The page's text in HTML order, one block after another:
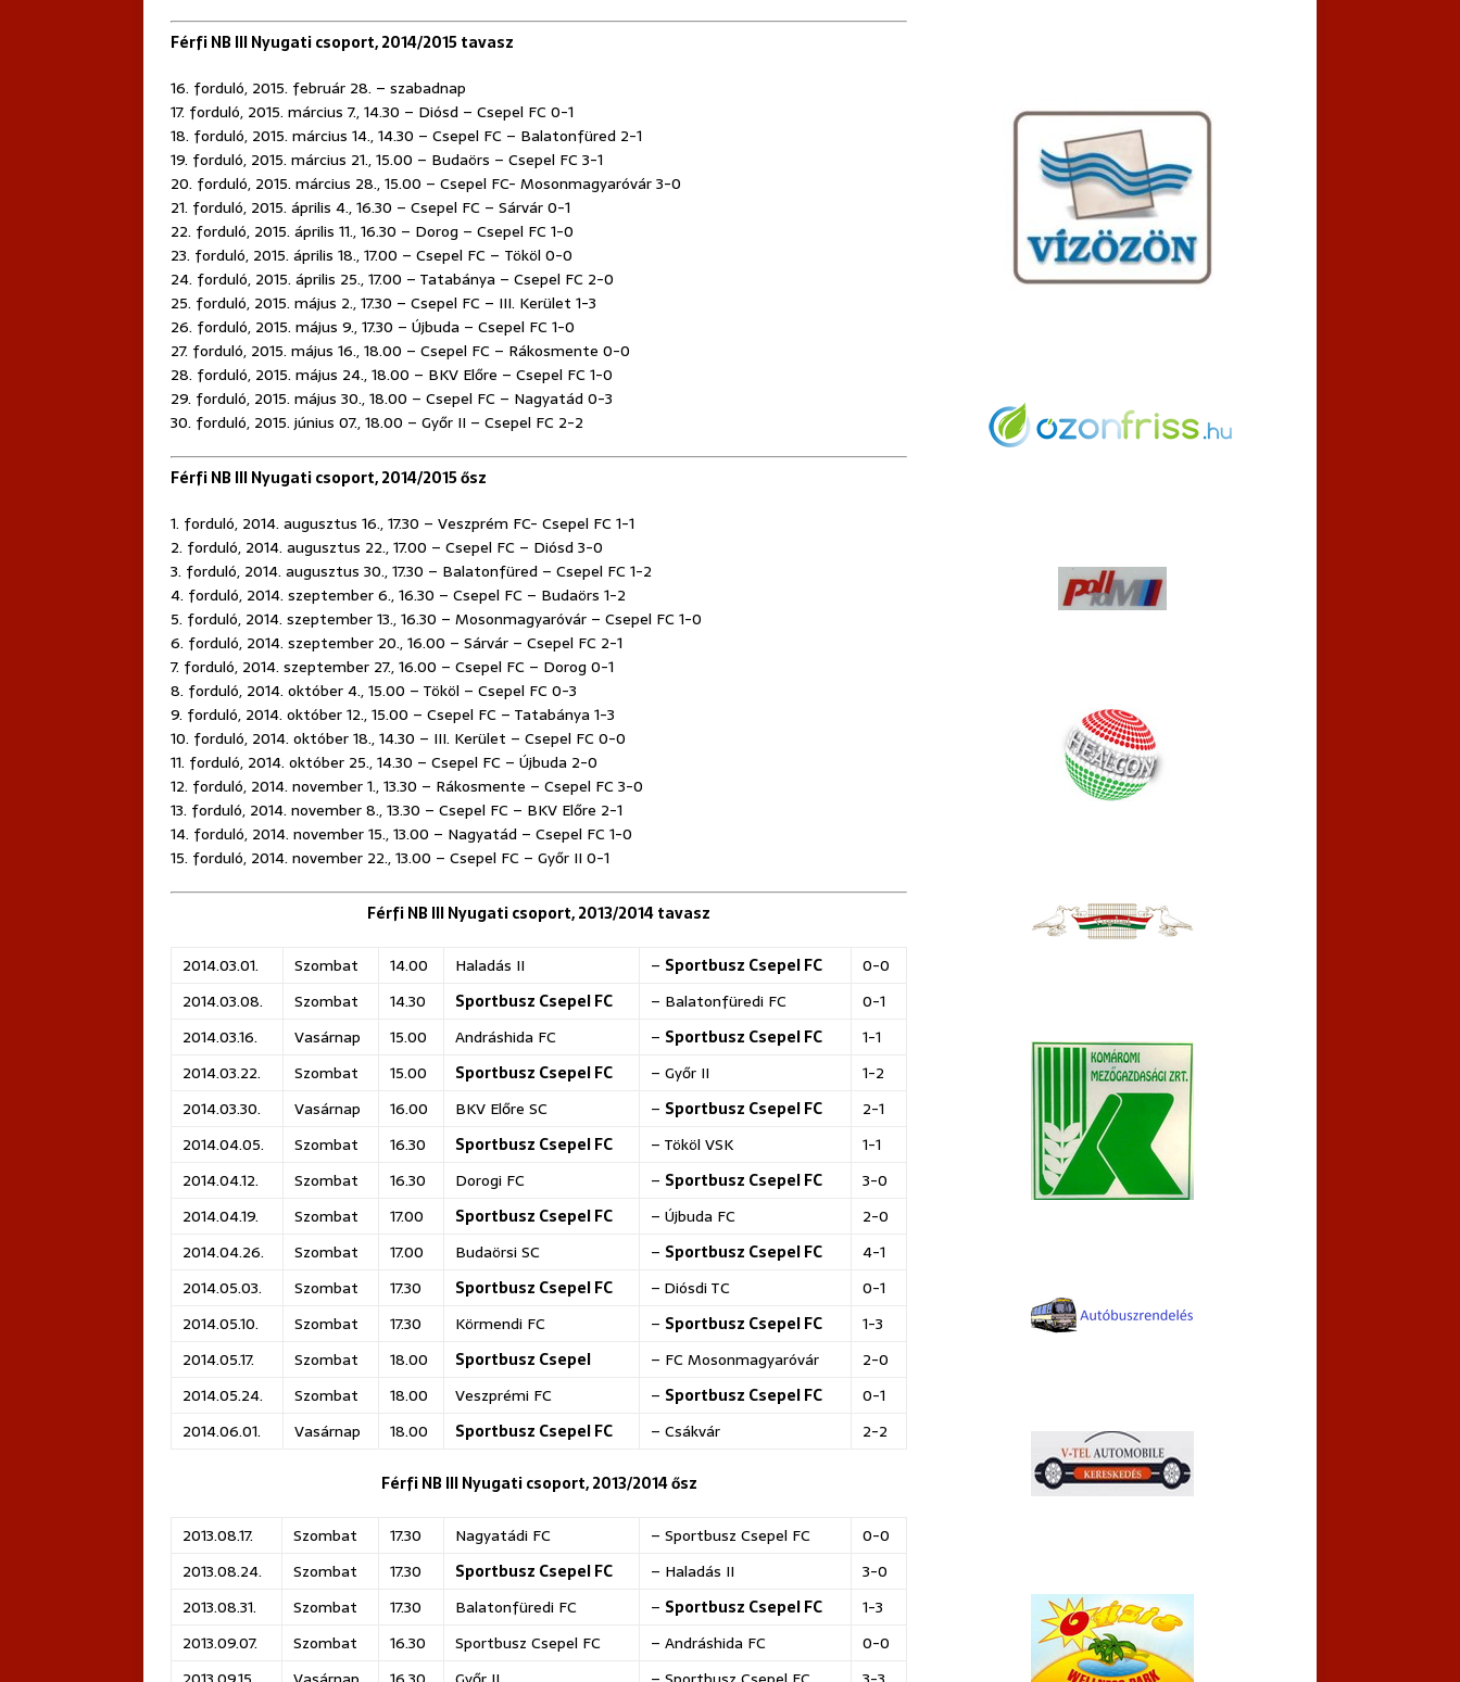
Férfi NB III Nyugati csoport, 2014/2015 tavasz
16. forduló, 2015. február 28. – szabadnap
17. forduló, 2015. március 7., 14.30 – Diósd – Csepel FC 0-1
18. forduló, 2015. március 14., 14.30 – Csepel FC – Balatonfüred 2-1
19. forduló, 2015. március 21., 15.00 – Budaörs – Csepel FC 3-1
20. forduló, 2015. március 28., 15.00 – Csepel FC- Mosonmagyaróvár 3-0
21. forduló, 2015. április 4., 16.30 – Csepel FC – Sárvár 0-1
22. forduló, 2015. április 11., 16.30 – Dorog – Csepel FC 1-0
23. forduló, 2015. április 18., 17.00 – Csepel FC – Tököl 0-0
24. forduló, 2015. április 25., 17.00 – Tatabánya – Csepel FC 2-0
25. forduló, 2015. május 2., 17.30 – Csepel FC – III. Kerület 1-3
26. forduló, 2015. május 9., 17.30 – Újbuda – Csepel FC 1-0
27. forduló, 2015. május 16., 18.00 – Csepel FC – Rákosmente 0-0
28. forduló, 2015. május 24., 18.00 – BKV Előre – Csepel FC 1-0
29. forduló, 2015. május 30., 18.00 – Csepel FC – Nagyatád 0-3
30. forduló, 2015. június 07., 18.00 – Győr II – Csepel FC 2-2
Férfi NB III Nyugati csoport, 2014/2015 ősz
1. forduló, 2014. augusztus 16., 17.30 – Veszprém FC- Csepel FC 1-1
2. forduló, 2014. augusztus 22., 17.00 – Csepel FC – Diósd 3-0
3. forduló, 2014. augusztus 30., 17.30 – Balatonfüred – Csepel FC 1-2
4. forduló, 2014. szeptember 6., 16.30 – Csepel FC – Budaörs 1-2
5. forduló, 2014. szeptember 13., 16.30 – Mosonmagyaróvár – Csepel FC 1-0
6. forduló, 2014. szeptember 20., 16.00 – Sárvár – Csepel FC 2-1
7. forduló, 2014. szeptember 27., 16.00 – Csepel FC – Dorog 0-1
8. forduló, 2014. október 4., 15.00 – Tököl – Csepel FC 0-3
9. forduló, 2014. október 12., 15.00 – Csepel FC – Tatabánya 1-3
10. forduló, 2014. október 18., 14.30 – III. Kerület – Csepel FC 0-0
11. forduló, 2014. október 25., 14.30 – Csepel FC – Újbuda 2-0
12. forduló, 2014. november 1., 13.30 – Rákosmente – Csepel FC 3-0
13. forduló, 2014. november 8., 13.30 – Csepel FC – BKV Előre 2-1
14. forduló, 2014. november 15., 13.00 – Nagyatád – Csepel FC 1-0
15. forduló, 2014. november 22., 13.00 – Csepel FC – Győr II 0-1
Férfi NB III Nyugati csoport, 2013/2014 tavasz
2014.03.01. Szombat 14.00 Haladás II – Sportbusz Csepel FC
0-0
2014.03.08.
Szombat 14.30 Sportbusz Csepel FC – Balatonfüredi FC
0-1
2014.03.16.
Vasárnap 15.00 Andráshida FC – Sportbusz Csepel FC
1-1
2014.03.22.
Szombat 15.00 Sportbusz Csepel FC – Győr II
1-2
2014.03.30.
Vasárnap 16.00 BKV Előre SC – Sportbusz Csepel FC
2-1
2014.04.05.
Szombat 16.30 Sportbusz Csepel FC – Tököl VSK
1-1
2014.04.12.
Szombat 16.30 Dorogi FC – Sportbusz Csepel FC
3-0
2014.04.19.
Szombat 17.00 Sportbusz Csepel FC – Újbuda FC
2-0
2014.04.26.
Szombat 17.00 Budaörsi SC – Sportbusz Csepel FC
4-1
2014.05.03.
Szombat 17.30 Sportbusz Csepel FC – Diósdi TC
0-1
2014.05.10.
Szombat 17.30 Körmendi FC – Sportbusz Csepel FC
1-3
2014.05.17.
Szombat 18.00 Sportbusz Csepel – FC Mosonmagyaróvár
2-0
2014.05.24.
Szombat 18.00 Veszprémi FC – Sportbusz Csepel FC
0-1
2014.06.01.
Vasárnap 18.00 Sportbusz Csepel FC – Csákvár 2-2
Férfi NB III Nyugati csoport, 2013/2014 ősz
2013.08.17. Szombat 17.30 Nagyatádi FC – Sportbusz Csepel FC
0-0
2013.08.24.
Szombat 17.30 Sportbusz Csepel FC – Haladás II
3-0
2013.08.31.
Szombat 17.30 Balatonfüredi FC – Sportbusz Csepel FC
1-3
2013.09.07.
Szombat 16.30 Sportbusz Csepel FC – Andráshida FC
0-0